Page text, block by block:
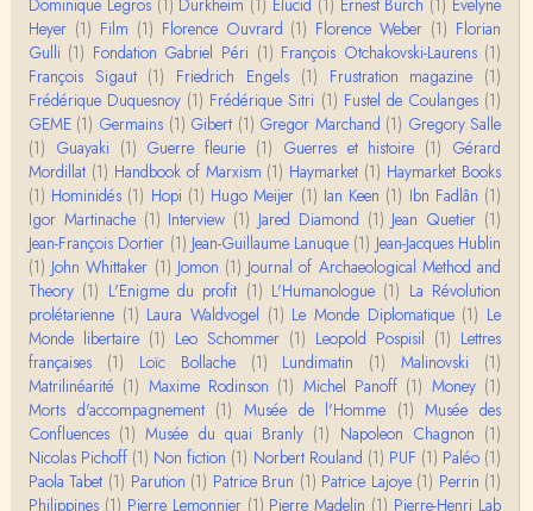
tu entends dans ton second point…
Claude Julien
« Nous n’avons pas cessé, de toute évidence, d’êt
re ‘ethnocentriques’. Mais nous n’en sommes pas m
oi…
Christophe Darmangeat
Encore une fois, l'histoire de la hiérarchie ne me s
emble pas être le bon angle de discussion – …
Christophe Darmangeat
Évidemment, de toute façon c'est toujours de ma f
aute. ;-)
Damian
Merci de ta réponse ! Pour les pénis, c'est de cell
es qu'on écarte, car dans une société pat…
Yves Le Dantec
Affligeant, ce documentaire. Ca me fait me deman
der : est-ce que tenter de revoir l'histoire des…
Heyer (1) Film (1) Florence Ouvrard (1) Florence Weber (1) Florian
Gulli (1) Fondation Gabriel Péri (1) François Otchakovski-Laurens (1)
François Sigaut (1) Friedrich Engels (1) Frustration magazine (1)
Frédérique Duquesnoy (1) Frédérique Sitri (1) Fustel de Coulanges (1)
GEME (1) Germains (1) Gibert (1) Gregor Marchand (1) Gregory Salle
(1) Guayaki (1) Guerre fleurie (1) Guerres et histoire (1) Gérard
Mordillat (1) Handbook of Marxism (1) Haymarket (1) Haymarket Books
(1) Hominidés (1) Hopi (1) Hugo Meijer (1) Ian Keen (1) Ibn Fadlân (1)
Igor Martinache (1) Interview (1) Jared Diamond (1) Jean Quetier (1)
Jean-François Dortier (1) Jean-Guillaume Lanuque (1) Jean-Jacques Hublin
(1) John Whittaker (1) Jomon (1) Journal of Archaeological Method and
Theory (1) L'Enigme du profit (1) L'Humanologue (1) La Révolution
prolétarienne (1) Laura Waldvogel (1) Le Monde Diplomatique (1) Le
Monde libertaire (1) Leo Schommer (1) Leopold Pospisil (1) Lettres
françaises
(1) Loïc Bollache (1) Lundimatin (1) Malinovski
(1)
Matrilinéarité (1) Maxime Rodinson (1) Michel Panoff (1) Money (1)
Morts d'accompagnement (1) Musée de l'Homme (1) Musée des
Confluences (1) Musée du quai Branly (1) Napoleon Chagnon (1)
Nicolas Pichoff (1) Non fiction (1) Norbert Rouland (1) PUF (1) Paléo (1)
Paola Tabet (1) Parution (1) Patrice Brun (1) Patrice Lajoye (1) Perrin (1)
Philippines (1) Pierre Lemonnier (1) Pierre Madelin (1) Pierre-Henri Lab